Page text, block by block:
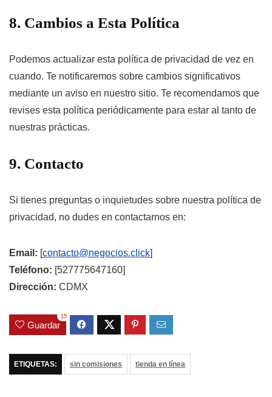
8. Cambios a Esta Política
Podemos actualizar esta política de privacidad de vez en
cuando. Te notificaremos sobre cambios significativos
mediante un aviso en nuestro sitio. Te recomendamos que
revises esta política periódicamente para estar al tanto de
nuestras prácticas.
9. Contacto
Si tienes preguntas o inquietudes sobre nuestra política de
privacidad, no dudes en contactarnos en:
Email: [contacto@negocios.click]
Teléfono: [527775647160]
Dirección: CDMX
Guardar
15
ETIQUETAS: sin comisiones tienda en línea